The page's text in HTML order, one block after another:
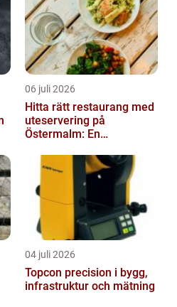
06 juli 2026
Hitta rätt restaurang med
uteservering på
Östermalm: En
i solen
04 juli 2026
Topcon precision i bygg,
infrastruktur och mätning